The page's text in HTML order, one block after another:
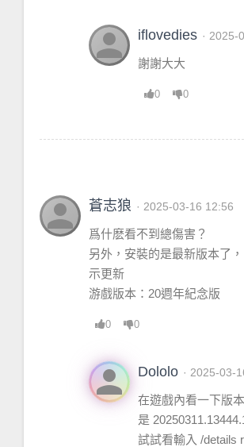
person iflovedies · 2025-
謝謝大大
0 0
person 蒼志狼 · 2025-03-16 12:56
爲什麽看不到總傷害？
另外，安裝的是最新版本了
示更新
游戲版本：20週年紀念版
0 0
person Dololo · 2025-03-
在遊戲內看一下版
是
試試看輸入 /details